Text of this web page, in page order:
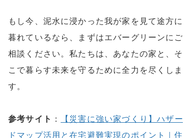
もし今、泥水に浸かった我が家を見て途方に
暮れているなら、まずはエバーグリーンにご
相談ください。私たちは、あなたの家と、そ
こで暮らす未来を守るために全力を尽くしま
す。
参考サイト ：
【災害に強い家づくり】ハザー
ドマップ活用と在宅避難実現のポイント｜住